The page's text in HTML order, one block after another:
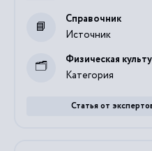
Источник
Справочник
Категория
Физическая
Статья от